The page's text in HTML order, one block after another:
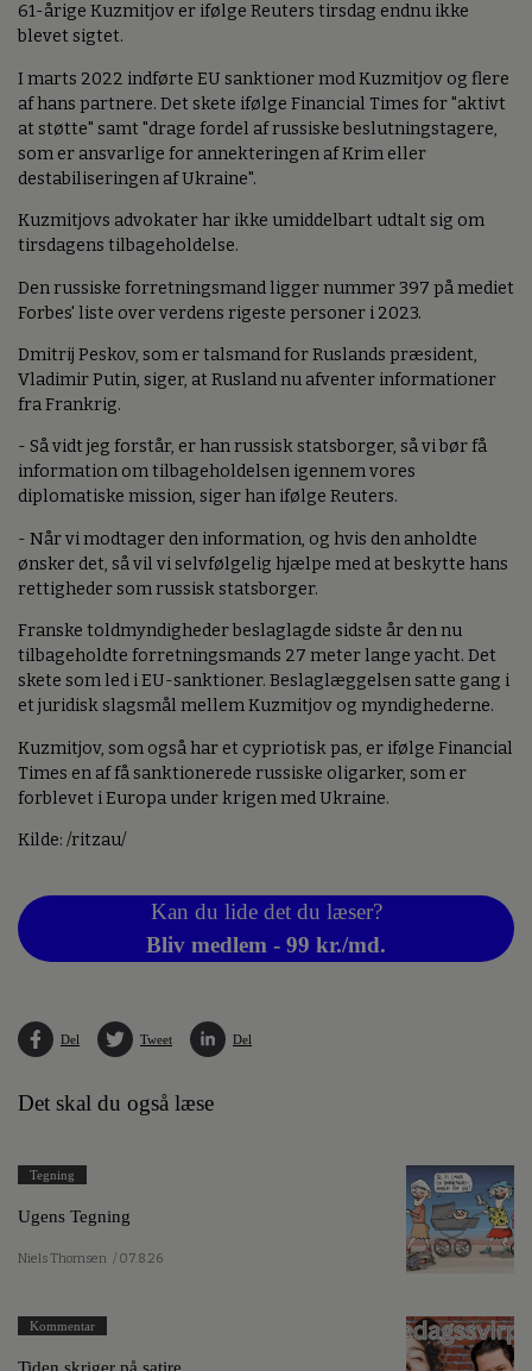
61-årige Kuzmitjov er ifølge Reuters tirsdag endnu ikke
blevet sigtet.
I marts 2022 indførte EU sanktioner mod Kuzmitjov og flere
af hans partnere. Det skete ifølge Financial Times for "aktivt
at støtte" samt "drage fordel af russiske beslutningstagere,
som er ansvarlige for annekteringen af Krim eller
destabiliseringen af Ukraine".
Kuzmitjovs advokater har ikke umiddelbart udtalt sig om
tirsdagens tilbageholdelse.
Den russiske forretningsmand ligger nummer 397 på mediet
Forbes' liste over verdens rigeste personer i 2023.
Dmitrij Peskov, som er talsmand for Ruslands præsident,
Vladimir Putin, siger, at Rusland nu afventer informationer
fra Frankrig.
- Så vidt jeg forstår, er han russisk statsborger, så vi bør få
information om tilbageholdelsen igennem vores
diplomatiske mission, siger han ifølge Reuters.
- Når vi modtager den information, og hvis den anholdte
ønsker det, så vil vi selvfølgelig hjælpe med at beskytte hans
rettigheder som russisk statsborger.
Franske toldmyndigheder beslaglagde sidste år den nu
tilbageholdte forretningsmands 27 meter lange yacht. Det
skete som led i EU-sanktioner. Beslaglæggelsen satte gang i
et juridisk slagsmål mellem Kuzmitjov og myndighederne.
Kuzmitjov, som også har et cypriotisk pas, er ifølge Financial
Times en af få sanktionerede russiske oligarker, som er
forblevet i Europa under krigen med Ukraine.
Kilde: /ritzau/
Kan du lide det du læser?
Bliv medlem - 99 kr./md.
Del Tweet Del
Det skal du også læse
Tegning
Ugens Tegning
Niels Thomsen / 07.8.26
Kommentar
Tiden skriger på satire